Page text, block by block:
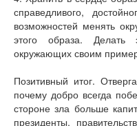
справедливого,
возможностей менять
этого образа. Делать
окружающих своим
Позитивный итог.
почему добро всегда
стороне зла больше
президенты,